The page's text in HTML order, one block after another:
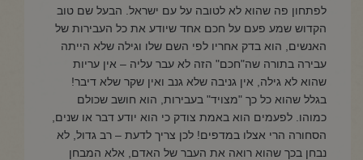
לפתחון פה שהוא לא לטובה על עם ישראל. הבעל שם טוב
הקדוש שמע פעם על חכם אחד שיודע את כל העבירות של
האנשים, הוא בדק אחריו לפי השם שלו וגילה שלא הייתה
עבירה בתורה שה"חכם" הזה לא עבר עליה – אין עריות
שהוא לא גילה, אין גניבה שלא גנב ואין שקר שלא דיבר!
בגלל שהוא כל כך "מצויד" בעבירות, הוא חושב שכולם
כמוהו. לפעמים הוא באמת צודק כי הוא יודע דבר או שנים,
הסחורה הרי אצלו במדפים! לכן צריך לדעת – רב גדול, לא
נבחן בכך שהוא רואה את העבר של האדם, אלא המבחן